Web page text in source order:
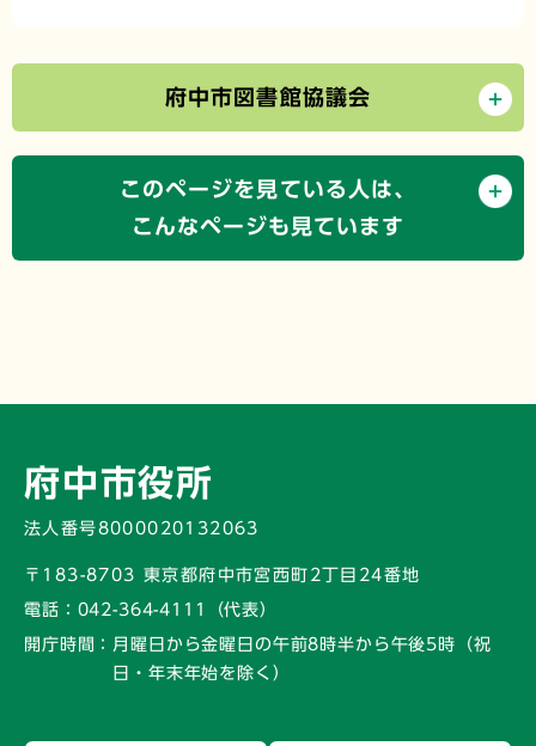
府中市図書館協議会
このページを見ている人は、
こんなページも見ています
府中市役所
法人番号8000020132063
〒183-8703 東京都府中市宮西町2丁目24番地
電話： 042-364-4111（代表）
開庁時間： 月曜日から金曜日の午前8時半から午後5時 （祝
日・年末年始を除く）